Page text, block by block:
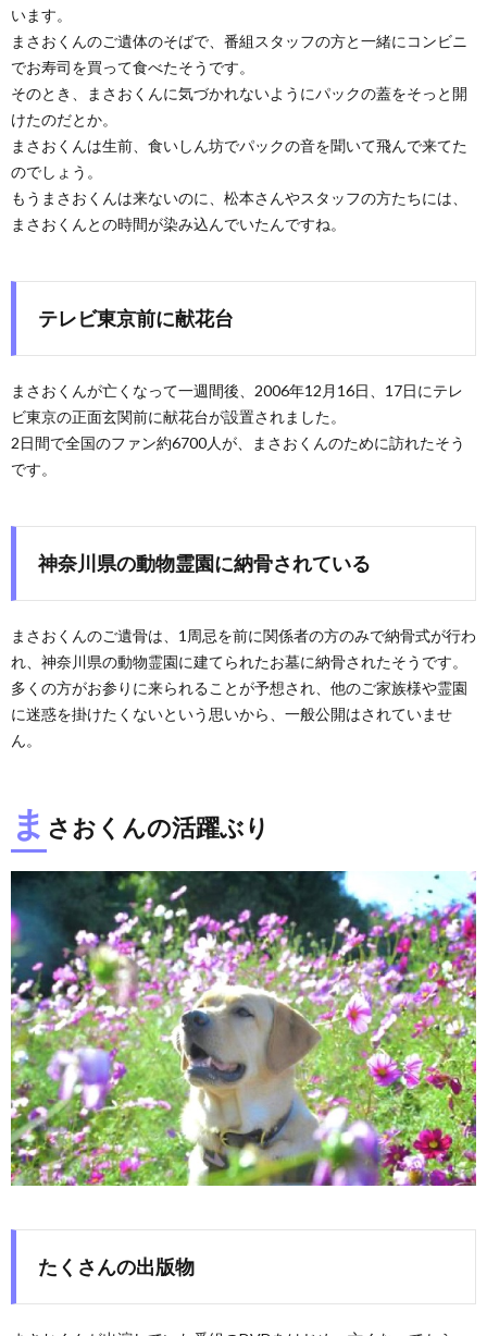
います。
まさおくんのご遺体のそばで、番組スタッフの方と一緒にコンビニ
でお寿司を買って食べたそうです。
そのとき、まさおくんに気づかれないようにパックの蓋をそっと開
けたのだとか。
まさおくんは生前、食いしん坊でパックの音を聞いて飛んで来てた
のでしょう。
もうまさおくんは来ないのに、松本さんやスタッフの方たちには、
まさおくんとの時間が染み込んでいたんですね。
テレビ東京前に献花台
まさおくんが亡くなって一週間後、2006年12月16日、17日にテレ
ビ東京の正面玄関前に献花台が設置されました。
2日間で全国のファン約6700人が、まさおくんのために訪れたそう
です。
神奈川県の動物霊園に納骨されている
まさおくんのご遺骨は、1周忌を前に関係者の方のみで納骨式が行わ
れ、神奈川県の動物霊園に建てられたお墓に納骨されたそうです。
多くの方がお参りに来られることが予想され、他のご家族様や霊園
に迷惑を掛けたくないという思いから、一般公開はされていませ
ん。
ま さおくんの活躍ぶり
たくさんの出版物